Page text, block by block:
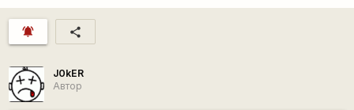
notifications_active share
J0kER
Автор